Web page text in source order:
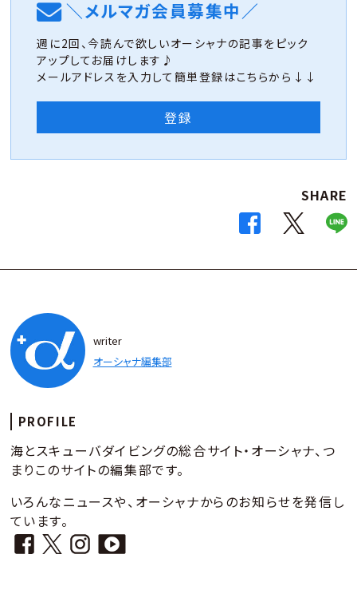
＼メルマガ会員募集中／
週に2回、今読んで欲しいオーシャナの記事をピック
アップしてお届けします♪
メールアドレスを入力して簡単登録はこちらから↓↓
登録
SHARE
writer
オーシャナ編集部
PROFILE
海とスキューバダイビングの総合サイト・オーシャナ、つ
まりこのサイトの編集部です。
いろんなニュースや、オーシャナからのお知らせを発信し
ています。